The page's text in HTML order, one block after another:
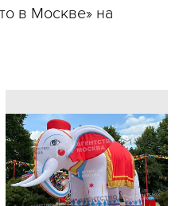
в Москве» на